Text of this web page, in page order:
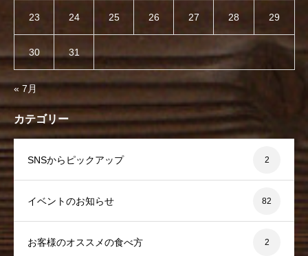
23 24 25 26 27 28 29
30 31
« 7月
カテゴリー
SNSからピックアップ 2
イベントのお知らせ 82
お客様のオススメの食べ方 2